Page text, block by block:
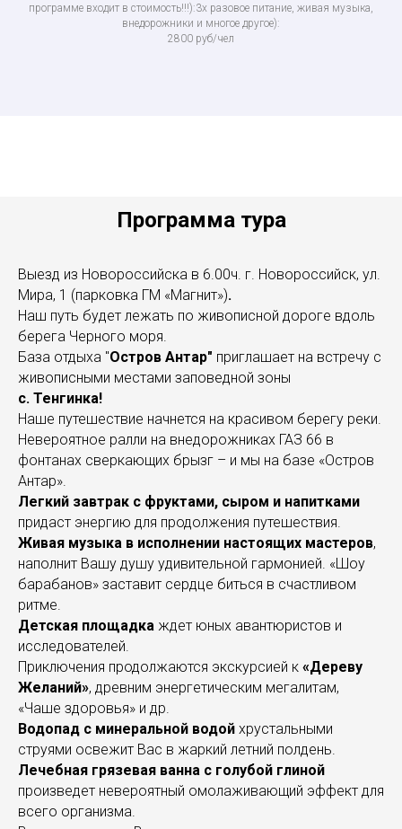
программе входит в стоимость!!!):3х разовое питание, живая музыка,
внедорожники и многое другое):
2800 руб/чел
Программа тура
Выезд из Новороссийска в 6.00ч. г. Новороссийск, ул.
Мира, 1 (парковка ГМ «Магнит»).
Наш путь будет лежать по живописной дороге вдоль
берега Черного моря.
База отдыха "Остров Антар" приглашает на встречу с
живописными местами заповедной зоны
с. Тенгинка!
Наше путешествие начнется на красивом берегу реки.
Невероятное ралли на внедорожниках ГАЗ 66 в
фонтанах сверкающих брызг – и мы на базе «Остров
Антар».
Легкий завтрак с фруктами, сыром и напитками
придаст энергию для продолжения путешествия.
Живая музыка в исполнении настоящих мастеров,
наполнит Вашу душу удивительной гармонией. «Шоу
барабанов» заставит сердце биться в счастливом
ритме.
Детская площадка ждет юных авантюристов и
исследователей.
Приключения продолжаются экскурсией к «Дереву
Желаний», древним энергетическим мегалитам,
«Чаше здоровья» и др.
Водопад с минеральной водой хрустальными
струями освежит Вас в жаркий летний полдень.
Лечебная грязевая ванна с голубой глиной
произведет невероятный омолаживающий эффект для
всего организма.